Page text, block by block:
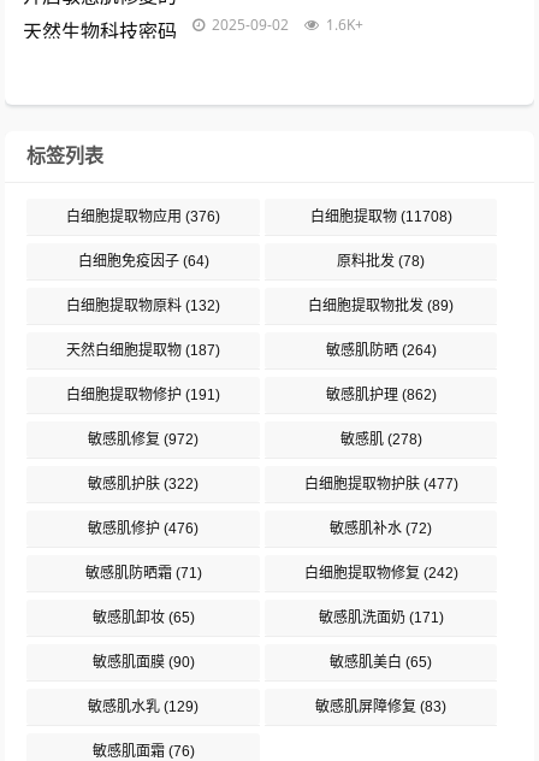
素导致敏感肌问题日益普遍，敏感肌主要表
2025-09-02 1.6K+
标签列表
白细胞提取物应用 (376) 白细胞提取物(11708)
白细胞免疫因子(64) 原料批发 (78)
白细胞提取物原料 (132) 白细胞提取物批发 (89)
天然白细胞提取物 (187) 敏感肌防晒(264)
白细胞提取物修护 (191) 敏感肌护理(862)
敏感肌修复 (972) 敏感肌(278)
敏感肌护肤 (322) 白细胞提取物护肤(477)
敏感肌修护 (476) 敏感肌补水 (72)
敏感肌防晒霜(71) 白细胞提取物修复 (242)
敏感肌卸妆(65) 敏感肌洗面奶(171)
敏感肌面膜(90) 敏感肌美白 (65)
敏感肌水乳 (129) 敏感肌屏障修复 (83)
敏感肌面霜(76)